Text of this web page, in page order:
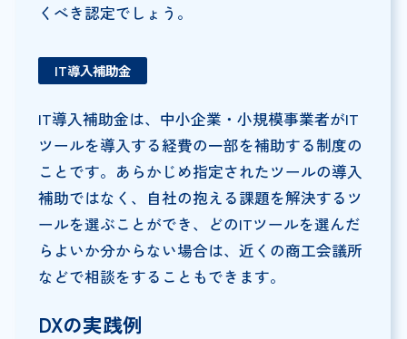
くべき認定でしょう。
IT導入補助金
IT導入補助金は、中小企業・小規模事業者がIT
ツールを導入する経費の一部を補助する制度の
ことです。あらかじめ指定されたツールの導入
補助ではなく、自社の抱える課題を解決するツ
ールを選ぶことができ、どのITツールを選んだ
らよいか分からない場合は、近くの商工会議所
などで相談をすることもできます。
DXの実践例